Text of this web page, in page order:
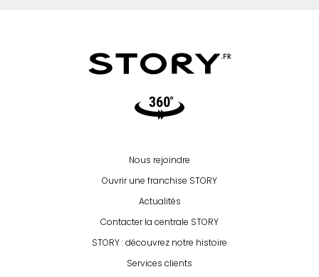
Video360
Nous rejoindre
Ouvrir une franchise STORY
Actualités
Contacter la centrale STORY
STORY : découvrez notre histoire
Services clients